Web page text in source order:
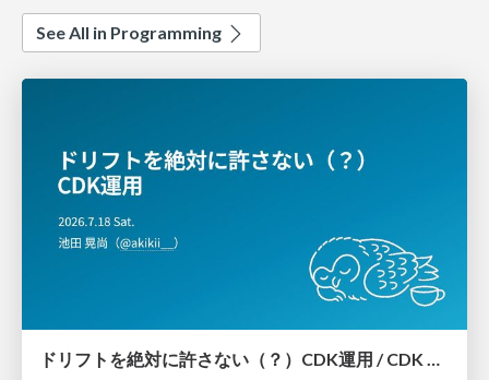
See All in Programming